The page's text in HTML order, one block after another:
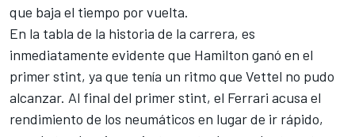
que baja el tiempo por vuelta.
En la tabla de la historia de la carrera, es
inmediatamente evidente que Hamilton ganó en el
primer stint, ya que tenía un ritmo que Vettel no pudo
alcanzar. Al final del primer stint, el Ferrari acusa el
rendimiento de los neumáticos en lugar de ir rápido,